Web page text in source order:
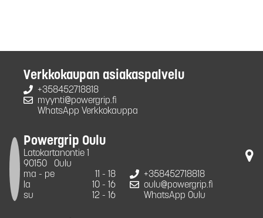
Verkkokaupan asiakaspalvelu
+358452718818
myynti@powergrip.fi
WhatsApp Verkkokauppa
Powergrip Oulu
Latokartanontie 1
90150
Oulu
ma - pe
11 - 18
la
10 - 16
su
12 - 16
+358452718818
oulu@powergrip.fi
WhatsApp Oulu